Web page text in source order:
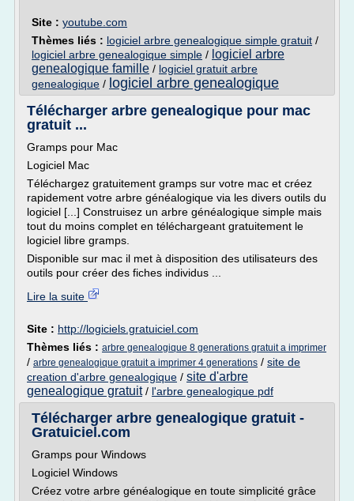
Site : youtube.com
Thèmes liés : logiciel arbre genealogique simple gratuit /
logiciel arbre genealogique simple / logiciel arbre
genealogique famille / logiciel gratuit arbre
genealogique / logiciel arbre genealogique
Télécharger arbre genealogique pour mac
gratuit ...
Gramps pour Mac
Logiciel Mac
Téléchargez gratuitement gramps sur votre mac et créez
rapidement votre arbre généalogique via les divers outils du
logiciel [...] Construisez un arbre généalogique simple mais
tout du moins complet en téléchargeant gratuitement le
logiciel libre gramps.
Disponible sur mac il met à disposition des utilisateurs des
outils pour créer des fiches individus ...
Lire la suite
Site : http://logiciels.gratuiciel.com
Thèmes liés : arbre genealogique 8 generations gratuit a imprimer
/ arbre genealogique gratuit a imprimer 4 generations / site de
creation d'arbre genealogique / site d'arbre
genealogique gratuit/ l'arbre genealogique pdf
Télécharger arbre genealogique gratuit -
Gratuiciel.com
Gramps pour Windows
Logiciel Windows
Créez votre arbre généalogique en toute simplicité grâce